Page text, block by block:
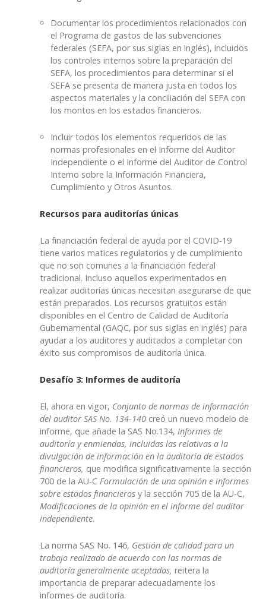
Documentar los procedimientos relacionados con
el Programa de gastos de las subvenciones
federales (SEFA, por sus siglas en inglés), incluidos
los controles internos sobre la preparación del
SEFA, los procedimientos para determinar si el
SEFA se presenta de manera justa en todos los
aspectos materiales y la conciliación del SEFA con
los montos en los estados financieros.
Incluir todos los elementos requeridos de las
normas profesionales en el Informe del Auditor
Independiente o el Informe del Auditor de Control
Interno sobre la Información Financiera,
Cumplimiento y Otros Asuntos.
Recursos para auditorías únicas
La financiación federal de ayuda por el COVID-19
tiene varios matices regulatorios y de cumplimiento
que no son comunes a la financiación federal
tradicional. Incluso aquellos experimentados en
realizar auditorías únicas necesitan asegurarse de que
están preparados. Los recursos gratuitos están
disponibles en el Centro de Calidad de Auditoría
Gubernamental (GAQC, por sus siglas en inglés) para
ayudar a los auditores y auditados a completar con
éxito sus compromisos de auditoría única.
Desafío 3: Informes de auditoría
El, ahora en vigor, Conjunto de normas de información
del auditor SAS No. 134-140 creó un nuevo modelo de
informe, que añade la SAS No.134, Informes de
auditoría y enmiendas, incluidas las relativas a la
divulgación de información en la auditoría de estados
financieros, que modifica significativamente la sección
700 de la AU-C Formulación de una opinión e informes
sobre estados financieros y la sección 705 de la AU-C,
Modificaciones de la opinión en el informe del auditor
independiente.
La norma SAS No. 146, Gestión de calidad para un
trabajo realizado de acuerdo con las normas de
auditoría generalmente aceptadas, reitera la
importancia de preparar adecuadamente los
informes de auditoría.